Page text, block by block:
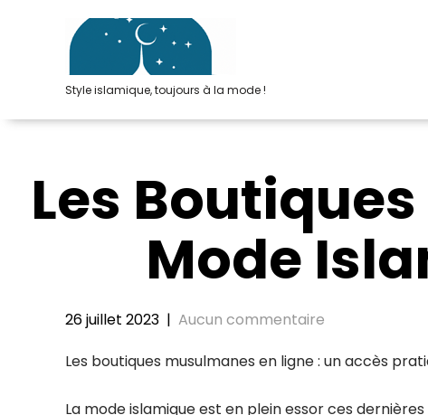
Style islamique, toujours à la mode !
Les
Mode
26 juillet 2023 | Aucun commentaire
Les boutiques musulmanes en ligne : un accès
La mode islamique est en plein essor ces